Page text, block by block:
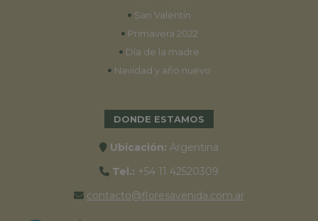
• San Valentín
• Primavera 2022
• Día de la madre
• Navidad y año nuevo
DONDE ESTAMOS
Ubicación: Argentina
Tel.: +54 11 42520309
contacto@floresavenida.com.ar